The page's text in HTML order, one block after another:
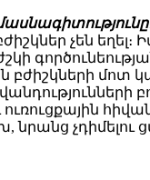
չեն
բժիշկների մոտ
նրանց